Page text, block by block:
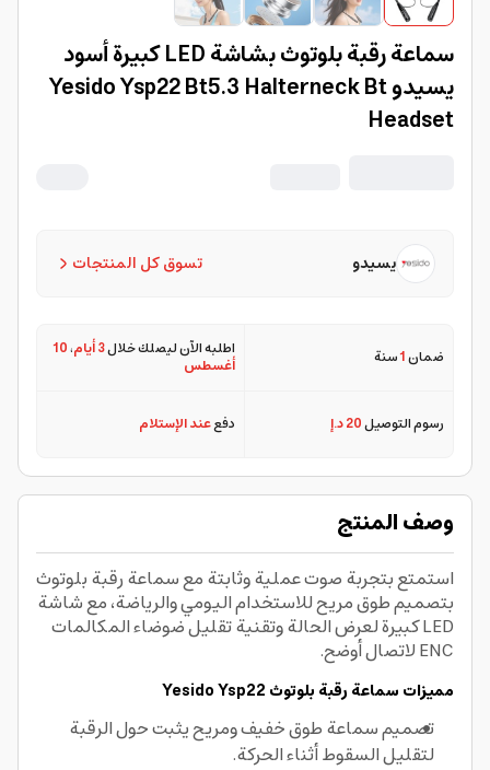
سماعة رقبة بلوتوث بشاشة LED كبيرة أسود
يسيدو Yesido Ysp22 Bt5.3 Halterneck Bt
Headset
تسوق كل المنتجات يسيدو
ضمان1سنة اطلبه الآن ليصلك خلال3 أيام ،10
أغسطس
رسوم التوصيل20 د.إ دفععند الإستلام
وصف المنتج
استمتع بتجربة صوت عملية وثابتة مع سماعة رقبة بلوتوث
بتصميم طوق مريح للاستخدام اليومي والرياضة، مع شاشة
LED كبيرة لعرض الحالة وتقنية تقليل ضوضاء المكالمات
ENC لاتصال أوضح.
مميزات سماعة رقبة بلوتوث Yesido Ysp22
تصميم سماعة طوق خفيف ومريح يثبت حول الرقبة
لتقليل السقوط أثناء الحركة.